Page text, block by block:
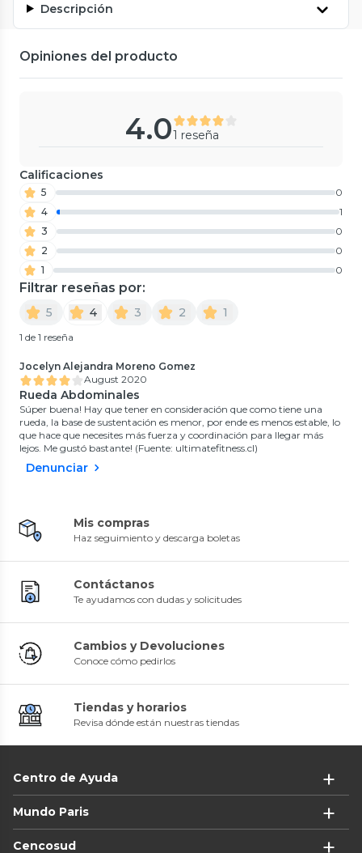
Descripción
Opiniones del producto
4.01 reseña
Calificaciones
5
0
4
1
3
0
2
0
1
0
Filtrar reseñas por:
5 4 3 2 1
1 de 1 reseña
Jocelyn Alejandra Moreno Gomez
August 2020
Rueda Abdominales
Súper buena! Hay que tener en consideración que como tiene una
rueda, la base de sustentación es menor, por ende es menos estable, lo
que hace que necesites más fuerza y coordinación para llegar más
lejos. Me gustó bastante! (Fuente: ultimatefitness.cl)
Denunciar
Mis compras
Haz seguimiento y descarga boletas
Contáctanos
Te ayudamos con dudas y solicitudes
Cambios y Devoluciones
Conoce cómo pedirlos
Tiendas y horarios
Revisa dónde están nuestras tiendas
Centro de Ayuda
Mundo Paris
Cencosud